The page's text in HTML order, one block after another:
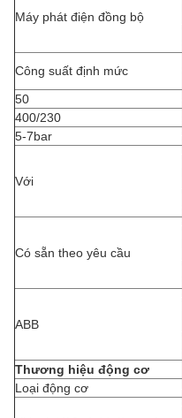
Máy phát điện đồng bộ
Công suất định mức
50
400/230
5-7bar
Với
Có sẵn theo yêu cầu
ABB
Thương hiệu động cơ
Loại động cơ